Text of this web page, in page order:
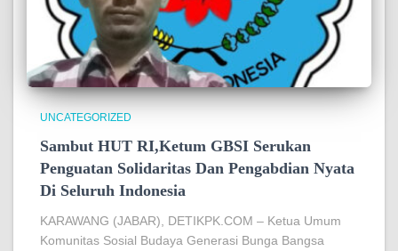
UNCATEGORIZED
Sambut HUT RI,Ketum GBSI Serukan
Penguatan Solidaritas Dan Pengabdian Nyata
Di Seluruh Indonesia
KARAWANG (JABAR), DETIKPK.COM – Ketua Umum
Komunitas Sosial Budaya Generasi Bunga Bangsa